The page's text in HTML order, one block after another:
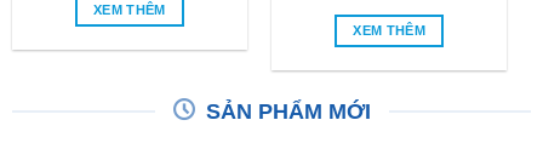
SẢN PHẨM MỚI